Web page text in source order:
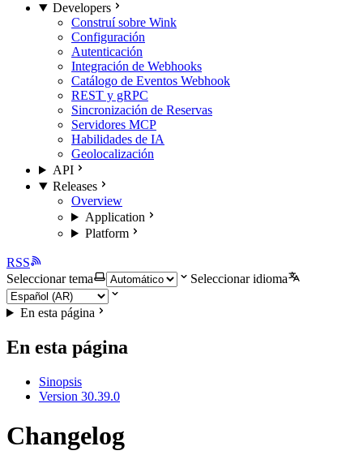
Developers
Construí sobre Wink
Configuración
Autenticación
Integración de Webhooks
Catálogo de Eventos Webhook
REST y gRPC
Sincronización de Reservas
Servidores MCP
Habilidades de IA
Geolocalización
API
Releases
Overview
Application
Platform
RSS
Seleccionar tema
Seleccionar idioma
En esta página
En esta página
Sinopsis
Version 30.39.0
Changelog